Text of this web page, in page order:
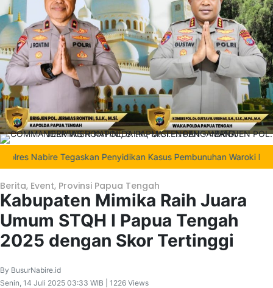
Tegaskan Penyidikan Kasus Pembunuhan Waroki Berjalan
Berita, Event, Provinsi Papua Tengah
Kabupaten Mimika Raih Juara
Umum STQH I Papua Tengah
2025 dengan Skor Tertinggi
By BusurNabire.id
Senin, 14 Juli 2025 03:33 WIB | 1226 Views